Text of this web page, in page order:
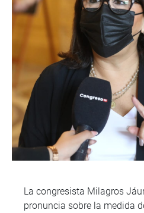
La congresista Milagros
pronuncia sobre la medida